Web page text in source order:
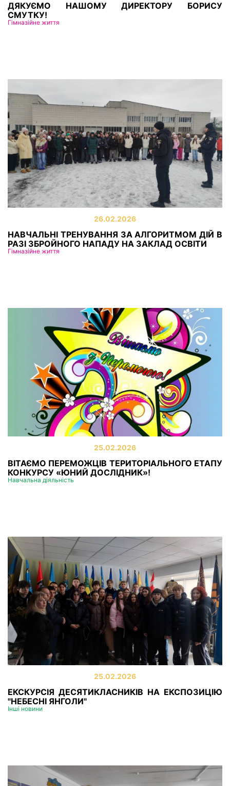
ДЯКУЄМО НАШОМУ ДИРЕКТОРУ БОРИСУ
СМУТКУ!
Гімназійне життя
26.02.2026
НАВЧАЛЬНІ ТРЕНУВАННЯ ЗА АЛГОРИТМОМ ДІЙ В
РАЗІ ЗБРОЙНОГО НАПАДУ НА ЗАКЛАД ОСВІТИ
Гімназійне життя
25.02.2026
ВІТАЄМО ПЕРЕМОЖЦІВ ТЕРИТОРІАЛЬНОГО ЕТАПУ
КОНКУРСУ «ЮНИЙ ДОСЛІДНИК»!
Навчальна діяльність
25.02.2026
ЕКСКУРСІЯ ДЕСЯТИКЛАСНИКІВ НА ЕКСПОЗИЦІЮ
"НЕБЕСНІ ЯНГОЛИ"
Інші новини